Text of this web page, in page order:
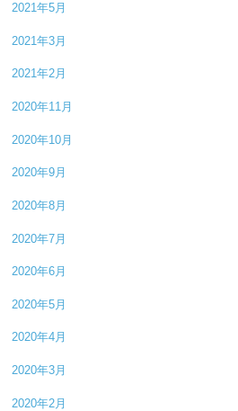
2021年5月
2021年3月
2021年2月
2020年11月
2020年10月
2020年9月
2020年8月
2020年7月
2020年6月
2020年5月
2020年4月
2020年3月
2020年2月